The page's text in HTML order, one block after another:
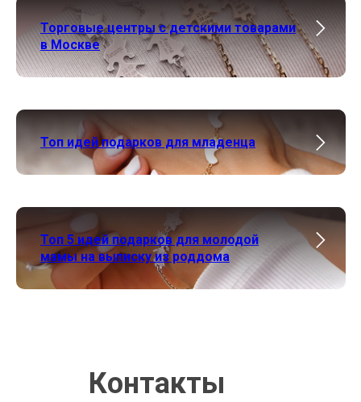
Торговые центры с детскими товарами
в Москве
Топ идей подарков для младенца
Топ 5 идей подарков для молодой
мамы на выписку из роддома
Контакты